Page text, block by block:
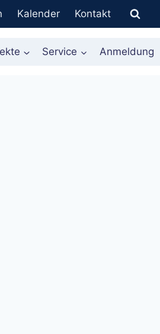
Kalender Kontakt
Service Anmeldung